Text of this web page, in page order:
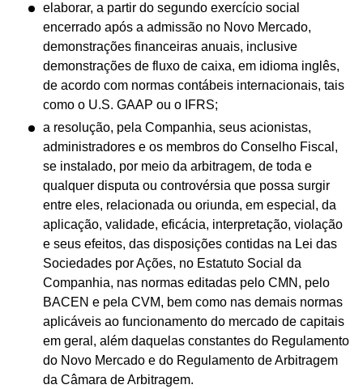
elaborar, a partir do segundo exercício social
encerrado após a admissão no Novo Mercado,
demonstrações financeiras anuais, inclusive
demonstrações de fluxo de caixa, em idioma inglês,
de acordo com normas contábeis internacionais, tais
como o U.S. GAAP ou o IFRS;
a resolução, pela Companhia, seus acionistas,
administradores e os membros do Conselho Fiscal,
se instalado, por meio da arbitragem, de toda e
qualquer disputa ou controvérsia que possa surgir
entre eles, relacionada ou oriunda, em especial, da
aplicação, validade, eficácia, interpretação, violação
e seus efeitos, das disposições contidas na Lei das
Sociedades por Ações, no Estatuto Social da
Companhia, nas normas editadas pelo CMN, pelo
BACEN e pela CVM, bem como nas demais normas
aplicáveis ao funcionamento do mercado de capitais
em geral, além daquelas constantes do Regulamento
do Novo Mercado e do Regulamento de Arbitragem
da Câmara de Arbitragem.